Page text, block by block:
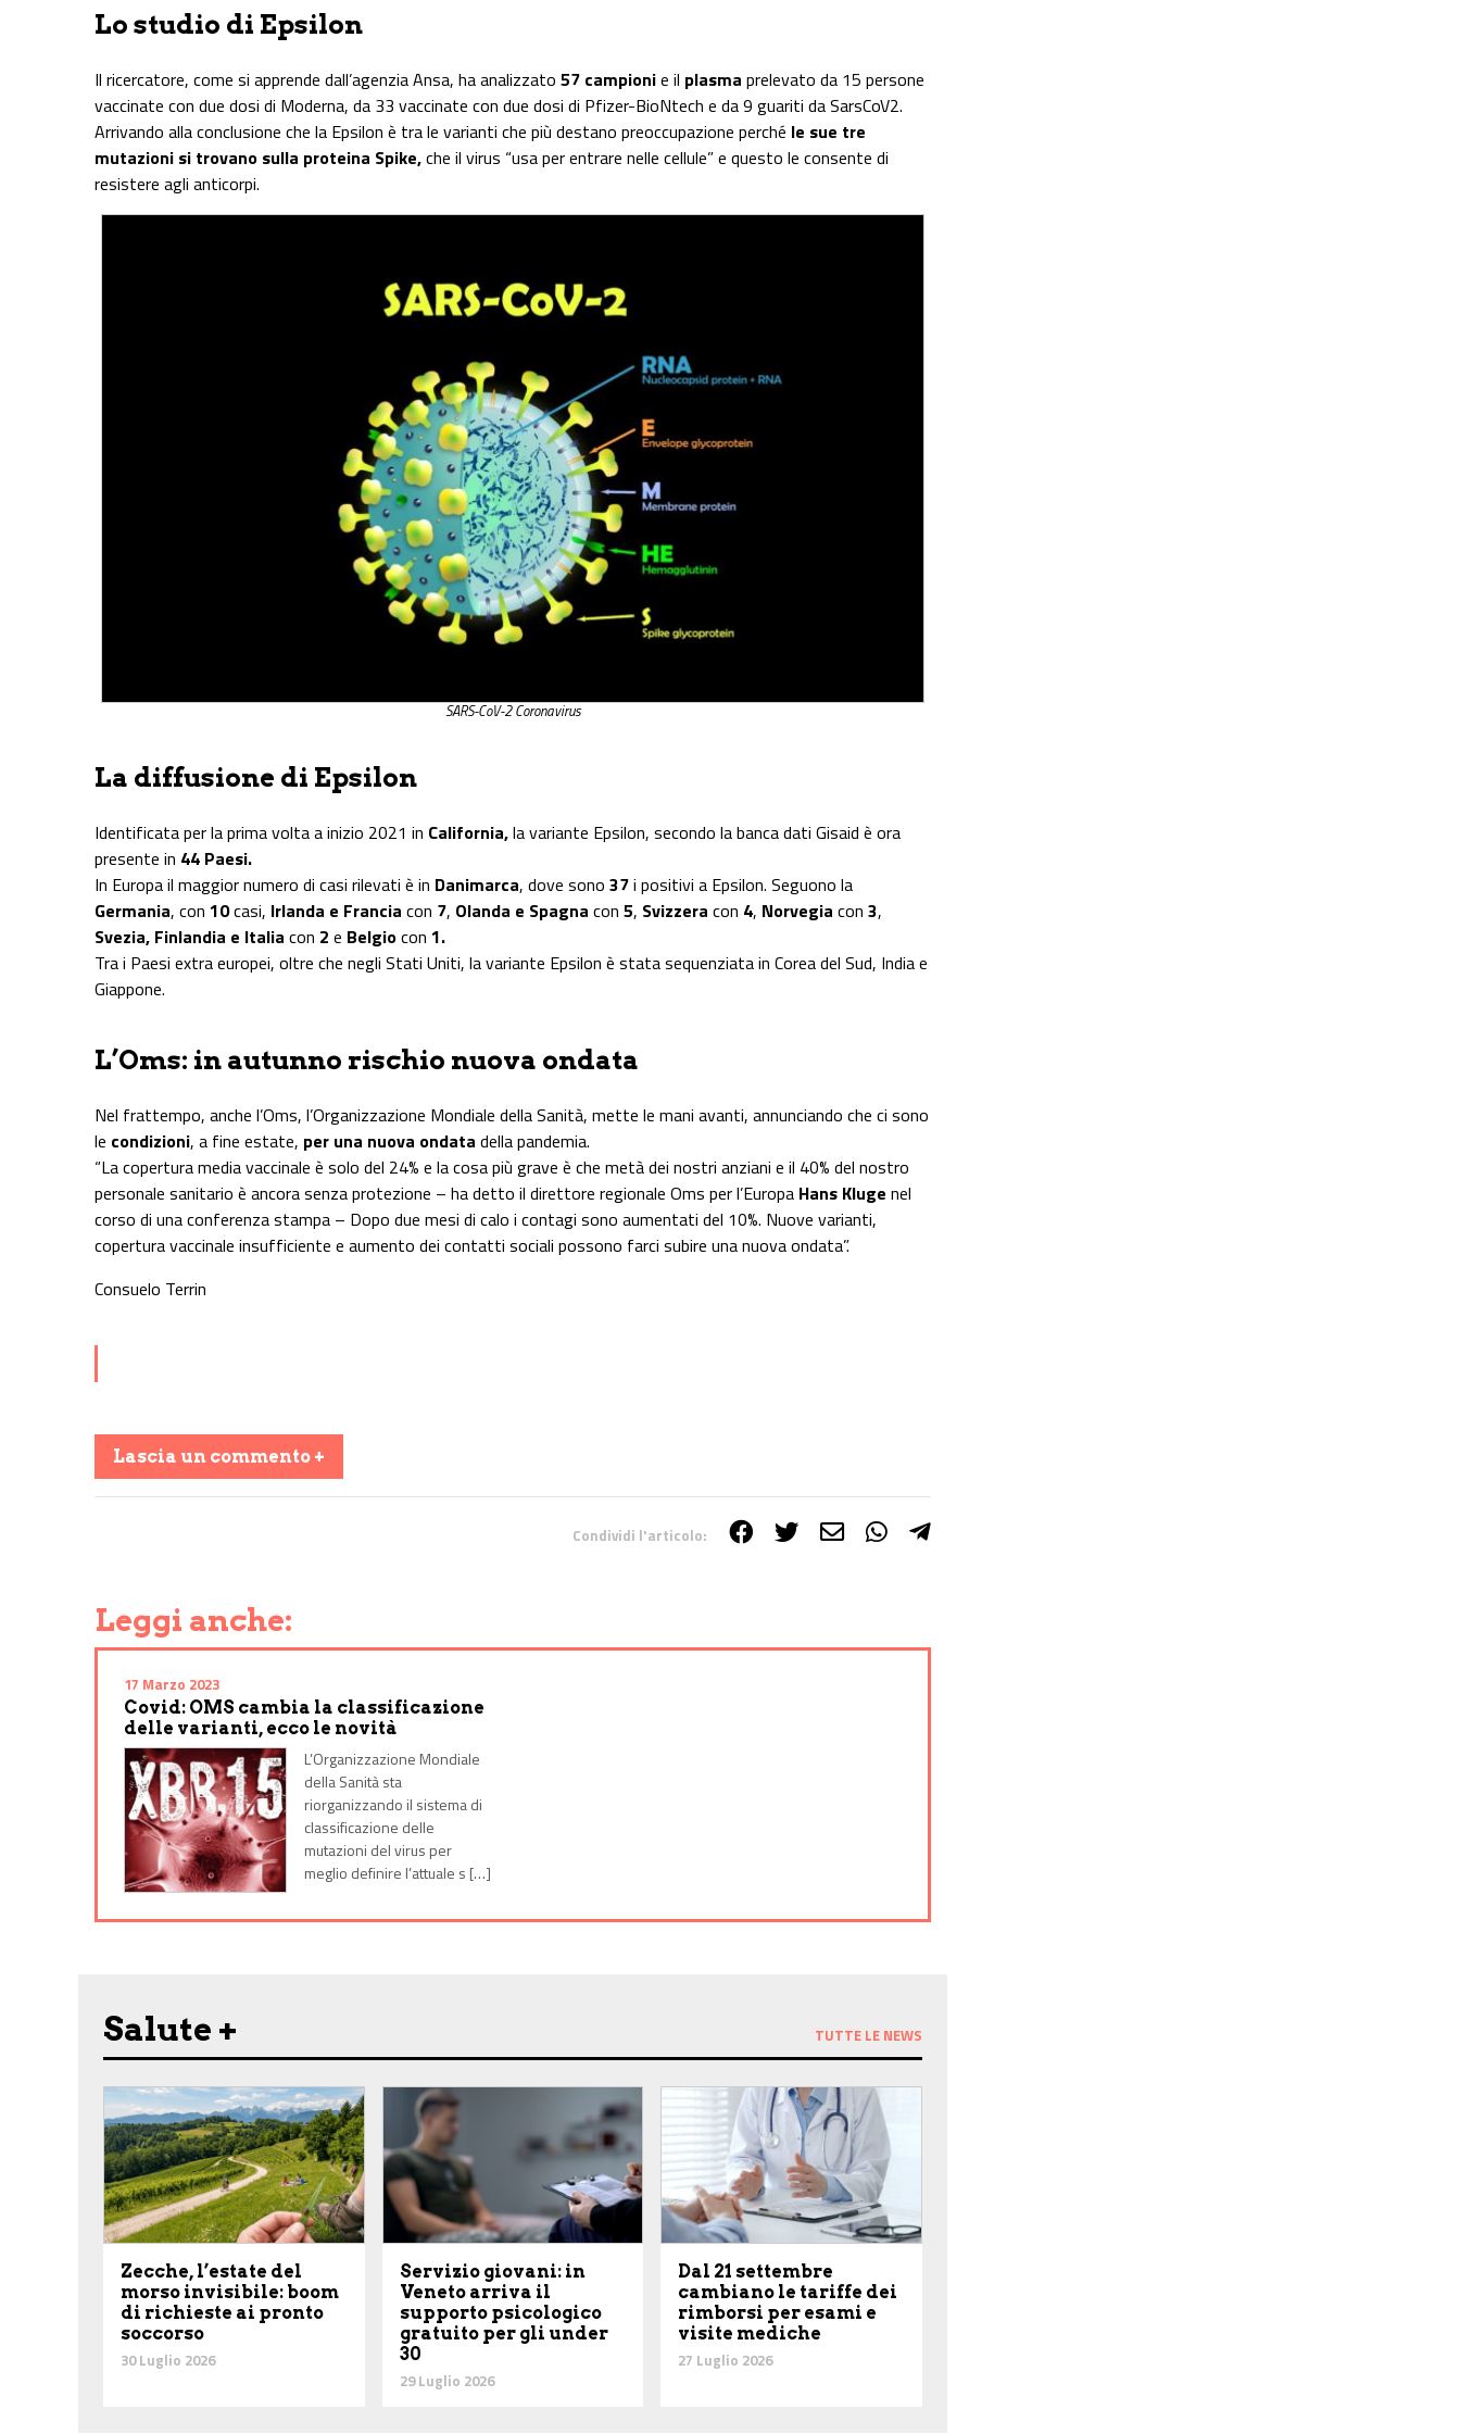
Lo studio di Epsilon
Il ricercatore, come si apprende dall’agenzia Ansa, ha analizzato 57 campionie il plasma prelevato da 15 persone
vaccinate con due dosi di Moderna, da 33 vaccinate con due dosi di Pfizer-BioNtech e da 9 guariti da SarsCoV2.
Arrivando alla conclusione che la Epsilon è tra le varianti che più destano preoccupazione perché le sue tre
mutazioni si trovano sulla proteina Spike,che il virus “usa per entrare nelle cellule” e questo le consente di
resistere agli anticorpi.
SARS-CoV-2 Coronavirus
La diffusione di Epsilon
Identificata per la prima volta a inizio 2021 in California,la variante Epsilon, secondo la banca dati Gisaid è ora
presente in 44 Paesi.
In Europa il maggior numero di casi rilevati è in Danimarca, dove sono 37i positivi a Epsilon. Seguono la
Germania, con 10casi, Irlanda e Francia con 7, Olanda e Spagna con 5, Svizzera con 4, Norvegia con 3,
Svezia, Finlandia e Italia con 2 e Belgiocon 1.
Tra i Paesi extra europei, oltre che negli Stati Uniti, la variante Epsilon è stata sequenziata in Corea del Sud, India e
Giappone.
L’Oms: in autunno rischio nuova ondata
Nel frattempo, anche l’Oms, l’Organizzazione Mondiale della Sanità, mette le mani avanti, annunciando che ci sono
le condizioni, a fine estate, per una nuova ondata della pandemia.
“La copertura media vaccinale è solo del 24% e la cosa più grave è che metà dei nostri anziani e il 40% del nostro
personale sanitario è ancora senza protezione – ha detto il direttore regionale Oms per l’Europa Hans Kluge nel
corso di una conferenza stampa – Dopo due mesi di calo i contagi sono aumentati del 10%. Nuove varianti,
copertura vaccinale insufficiente e aumento dei contatti sociali possono farci subire una nuova ondata”.
Consuelo Terrin
Lascia un commento +
Condividi l'articolo:
Leggi anche:
17 Marzo 2023
Covid: OMS cambia la classificazione
delle varianti, ecco le novità
L’Organizzazione Mondiale
della Sanità sta
riorganizzando il sistema di
classificazione delle
mutazioni del virus per
meglio definire l’attuale s […]
Salute + TUTTE LE NEWS
Zecche, l’estate del
morso invisibile: boom
di richieste ai pronto
soccorso
30 Luglio 2026
Servizio giovani: in
Veneto arriva il
supporto psicologico
gratuito per gli under
30
29 Luglio 2026
Dal 21 settembre
cambiano le tariffe dei
rimborsi per esami e
visite mediche
27 Luglio 2026